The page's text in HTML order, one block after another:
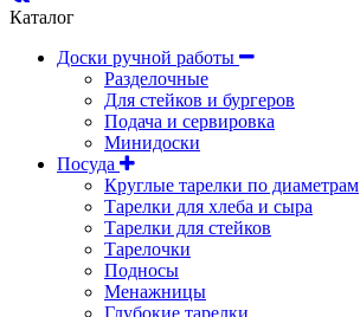
Каталог
Доски ручной работы
Разделочные
Для стейков и бургеров
Подача и сервировка
Минидоски
Посуда
Круглые тарелки по диаметрам
Тарелки для хлеба и сыра
Тарелки для стейков
Тарелочки
Подносы
Менажницы
Глубокие тарелки